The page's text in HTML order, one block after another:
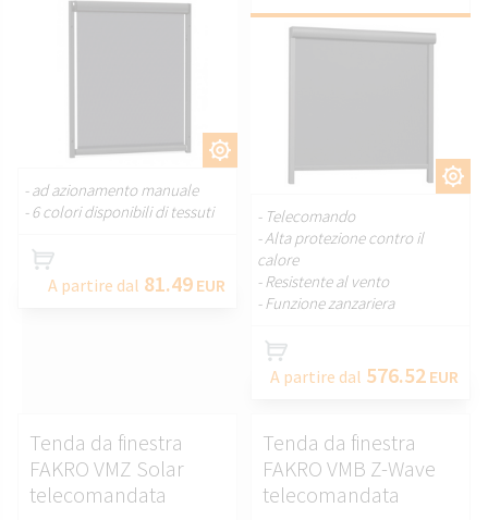
PERSONALIZZARE.
- ad azionamento manuale
- 6 colori disponibili di tessuti
A partire dal 81.49 EUR
PERSONALIZZARE.
- Telecomando
- Alta protezione contro il
calore
- Resistente al vento
- Funzione zanzariera
A partire dal 576.52 EUR
Tenda da finestra
FAKRO VMZ Solar
telecomandata
Tenda da finestra
FAKRO VMB Z-Wave
telecomandata